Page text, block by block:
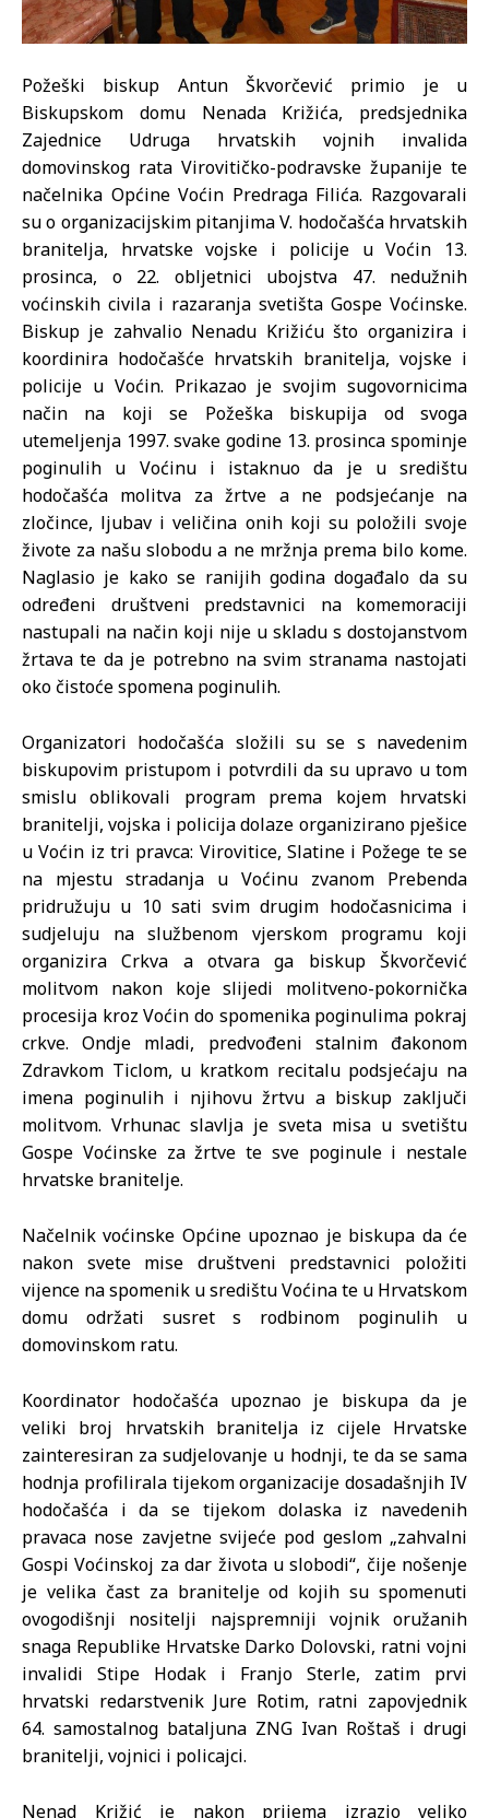
Požeški biskup Antun Škvorčević primio je u
Biskupskom domu Nenada Križića, predsjednika
Zajednice Udruga hrvatskih vojnih invalida
domovinskog rata Virovitičko-podravske županije te
načelnika Općine Voćin Predraga Filića. Razgovarali
su o organizacijskim pitanjima V. hodočašća hrvatskih
branitelja, hrvatske vojske i policije u Voćin 13.
prosinca, o 22. obljetnici ubojstva 47. nedužnih
voćinskih civila i razaranja svetišta Gospe Voćinske.
Biskup je zahvalio Nenadu Križiću što organizira i
koordinira hodočašće hrvatskih branitelja, vojske i
policije u Voćin. Prikazao je svojim sugovornicima
način na koji se Požeška biskupija od svoga
utemeljenja 1997. svake godine 13. prosinca spominje
poginulih u Voćinu i istaknuo da je u središtu
hodočašća molitva za žrtve a ne podsjećanje na
zločince, ljubav i veličina onih koji su položili svoje
živote za našu slobodu a ne mržnja prema bilo kome.
Naglasio je kako se ranijih godina događalo da su
određeni društveni predstavnici na komemoraciji
nastupali na način koji nije u skladu s dostojanstvom
žrtava te da je potrebno na svim stranama nastojati
oko čistoće spomena poginulih.
Organizatori hodočašća složili su se s navedenim
biskupovim pristupom i potvrdili da su upravo u tom
smislu oblikovali program prema kojem hrvatski
branitelji, vojska i policija dolaze organizirano pješice
u Voćin iz tri pravca: Virovitice, Slatine i Požege te se
na mjestu stradanja u Voćinu zvanom Prebenda
pridružuju u 10 sati svim drugim hodočasnicima i
sudjeluju na službenom vjerskom programu koji
organizira Crkva a otvara ga biskup Škvorčević
molitvom nakon koje slijedi molitveno-pokornička
procesija kroz Voćin do spomenika poginulima pokraj
crkve. Ondje mladi, predvođeni stalnim đakonom
Zdravkom Ticlom, u kratkom recitalu podsjećaju na
imena poginulih i njihovu žrtvu a biskup zaključi
molitvom. Vrhunac slavlja je sveta misa u svetištu
Gospe Voćinske za žrtve te sve poginule i nestale
hrvatske branitelje.
Načelnik voćinske Općine upoznao je biskupa da će
nakon svete mise društveni predstavnici položiti
vijence na spomenik u središtu Voćina te u Hrvatskom
domu održati susret s rodbinom poginulih u
domovinskom ratu.
Koordinator hodočašća upoznao je biskupa da je
veliki broj hrvatskih branitelja iz cijele Hrvatske
zainteresiran za sudjelovanje u hodnji, te da se sama
hodnja profilirala tijekom organizacije dosadašnjih IV
hodočašća i da se tijekom dolaska iz navedenih
pravaca nose zavjetne svijeće pod geslom „zahvalni
Gospi Voćinskoj za dar života u slobodi“, čije nošenje
je velika čast za branitelje od kojih su spomenuti
ovogodišnji nositelji najspremniji vojnik oružanih
snaga Republike Hrvatske Darko Dolovski, ratni vojni
invalidi Stipe Hodak i Franjo Sterle, zatim prvi
hrvatski redarstvenik Jure Rotim, ratni zapovjednik
64. samostalnog bataljuna ZNG Ivan Roštaš i drugi
branitelji, vojnici i policajci.
Nenad Križić je nakon prijema izrazio veliko